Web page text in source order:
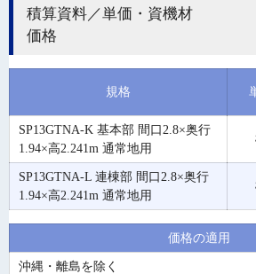
積算資料／単価・資機材
価格
規格
SP13GTNA-K 基本部 間口2.8×奥行
1.94×高2.241m 通常地用
SP13GTNA-L 連棟部 間口2.8×奥行
1.94×高2.241m 通常地用
価格の適用
沖縄・離島を除く